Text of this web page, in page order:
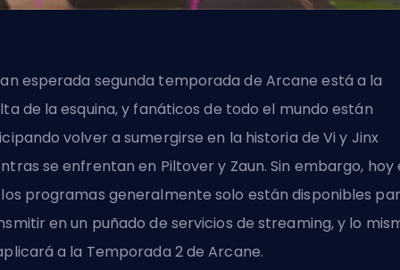
esperada segunda temporada de Arcane está a la
de la esquina, y fanáticos de todo el mundo están
volver a sumergirse en la historia de Vi y Jinx
se enfrentan en Piltover y Zaun. Sin embargo, hoy
programas generalmente solo están disponibles
en un puñado de servicios de streaming, y lo
a la Temporada 2 de Arcane.